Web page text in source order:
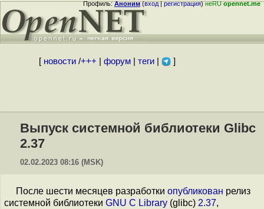
Профиль:Аноним(вход|регистрация)неRUopennet.me
[ новости/+++ форум| теги| ]
Выпуск системной библиотеки Glibc
2.37
02.02.2023 08:16 (MSK)
После шести месяцев разработки опубликован релиз
системной библиотеки GNU C Library (glibc) 2.37,